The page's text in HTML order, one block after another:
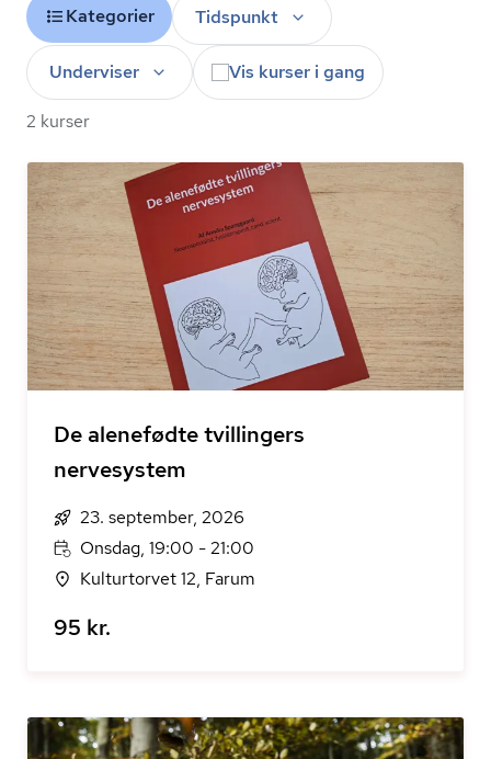
Kategorier Tidspunkt
Underviser Vis kurser i gang
2 kurser
De alenefødte tvillingers
nervesystem
23. september, 2026
Onsdag, 19:00 - 21:00
Kulturtorvet 12, Farum
95 kr.